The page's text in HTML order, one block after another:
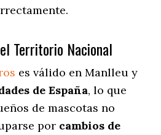
Territorio Nacional
es válido en Manlleu y
de España, lo que
de mascotas no
por cambios de